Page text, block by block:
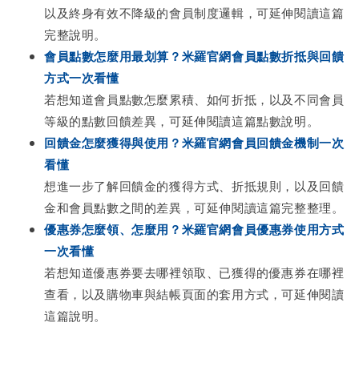
以及終身有效不降級的會員制度邏輯，可延伸閱讀這篇
完整說明。
會員點數怎麼用最划算？米羅官網會員點數折抵與回饋
方式一次看懂
若想知道會員點數怎麼累積、如何折抵，以及不同會員
等級的點數回饋差異，可延伸閱讀這篇點數說明。
回饋金怎麼獲得與使用？米羅官網會員回饋金機制一次
看懂
想進一步了解回饋金的獲得方式、折抵規則，以及回饋
金和會員點數之間的差異，可延伸閱讀這篇完整整理。
優惠券怎麼領、怎麼用？米羅官網會員優惠券使用方式
一次看懂
若想知道優惠券要去哪裡領取、已獲得的優惠券在哪裡
查看，以及購物車與結帳頁面的套用方式，可延伸閱讀
這篇說明。